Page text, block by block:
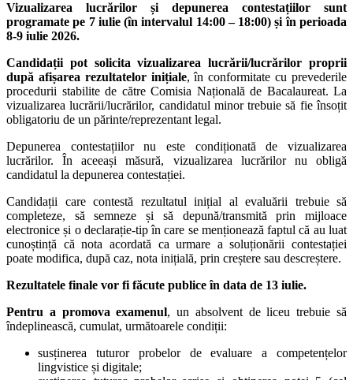
Vizualizarea lucrărilor și depunerea contestațiilor sunt
programate pe 7 iulie (în intervalul 14:00 – 18:00) și în perioada
8-9 iulie 2026.
Candidații pot solicita vizualizarea lucrării/lucrărilor proprii
după afișarea rezultatelor inițiale, în conformitate cu prevederile
procedurii stabilite de către Comisia Națională de Bacalaureat. La
vizualizarea lucrării/lucrărilor, candidatul minor trebuie să fie însoțit
obligatoriu de un părinte/reprezentant legal.
Depunerea contestațiilor nu este condiționată de vizualizarea
lucrărilor. În aceeași măsură, vizualizarea lucrărilor nu obligă
candidatul la depunerea contestației.
Candidații care contestă rezultatul inițial al evaluării trebuie să
completeze, să semneze și să depună/transmită prin mijloace
electronice și o declarație-tip în care se menționează faptul că au luat
cunoștință că nota acordată ca urmare a soluționării contestației
poate modifica, după caz, nota inițială, prin creștere sau descreștere.
Rezultatele finale vor fi făcute publice în data de 13 iulie.
Pentru a promova examenul, un absolvent de liceu trebuie să
îndeplinească, cumulat, următoarele condiții:
susținerea tuturor probelor de evaluare a competențelor
lingvistice și digitale;